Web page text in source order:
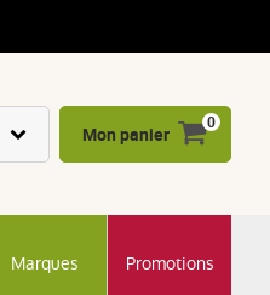
Marques Promotions
Mon panier
0